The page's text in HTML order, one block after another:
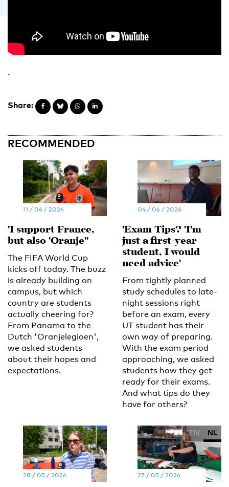
.
Share:
RECOMMENDED
11 / 06 / 2026
'I support France,
but also 'Oranje''
The FIFA World Cup
kicks off today. The buzz
is already building on
campus, but which
country are students
actually cheering for?
From Panama to the
Dutch 'Oranjelegioen',
we asked students
about their hopes and
expectations.
04 / 06 / 2026
'Exam Tips? 'I'm
just a first-year
student, I would
need advice'
From tightly planned
study schedules to late-
night sessions right
before an exam, every
UT student has their
own way of preparing.
With the exam period
approaching, we asked
students how they get
ready for their exams.
And what tips do they
have for others?
28 / 05 / 2026
EN NL
27 / 05 / 2026